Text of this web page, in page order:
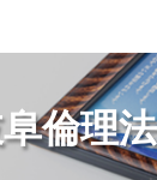
倫理